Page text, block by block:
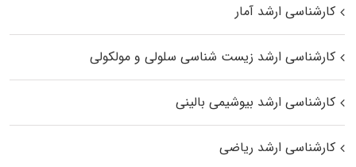
کارشناسی ارشد آمار
کارشناسی ارشد زیست شناسی سلولی و مولکولی
کارشناسی ارشد بیوشیمی بالینی
کارشناسی ارشد ریاضی